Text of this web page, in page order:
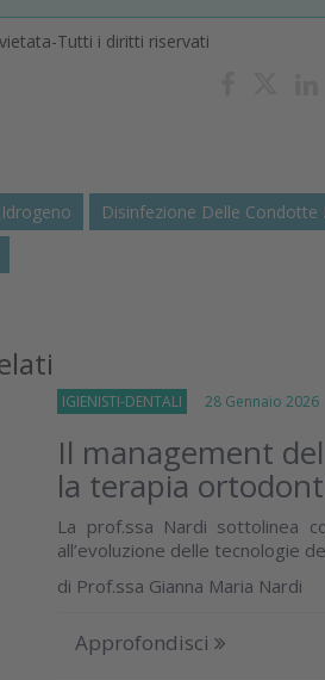
Tutti i diritti riservati
Disinfezione Delle Condotte
IGIENISTI-DENTALI 28 Gennaio 2026
Il management
la terapia
La prof.ssa Nardi sottolinea
all’evoluzione delle tecnologie
di Prof.ssa Gianna Maria Nardi
Approfondisci